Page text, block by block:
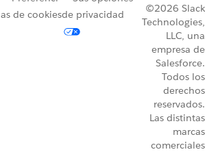
as de cookiesde privacidad
©2026 Slack
Technologies,
LLC, una
empresa de
Salesforce.
Todos los
derechos
reservados.
Las distintas
marcas
comerciales